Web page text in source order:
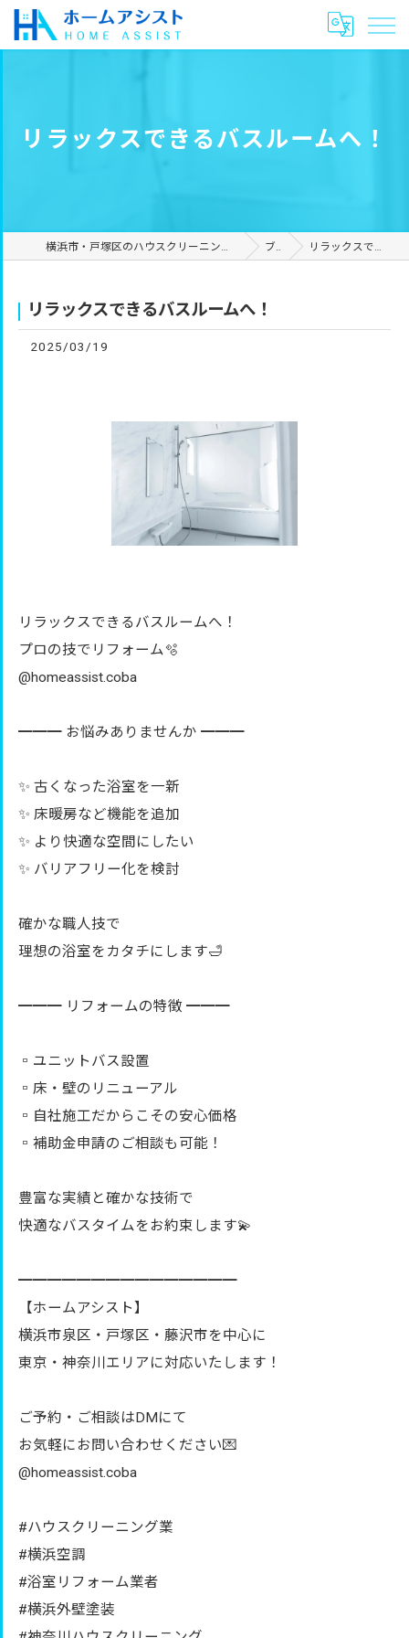
リラックスできるバスルームへ！
横浜市・戸塚区のハウスクリーニングやリフォームは合同会社ホームアシスト ブログ リラックスできるバスルームへ！
リラックスできるバスルームへ！
2025/03/19
リラックスできるバスルームへ！
プロの技でリフォーム🫧
@homeassist.coba
━━━ お悩みありませんか ━━━
✨ 古くなった浴室を一新
✨ 床暖房など機能を追加
✨ より快適な空間にしたい
✨ バリアフリー化を検討
確かな職人技で
理想の浴室をカタチにします🛁
━━━ リフォームの特徴 ━━━
▫️ユニットバス設置
▫️床・壁のリニューアル
▫️自社施工だからこその安心価格
▫️補助金申請のご相談も可能！
豊富な実績と確かな技術で
快適なバスタイムをお約束します💫
━━━━━━━━━━━━━━━
【ホームアシスト】
横浜市泉区・戸塚区・藤沢市を中心に
東京・神奈川エリアに対応いたします！
ご予約・ご相談はDMにて
お気軽にお問い合わせください💌
@homeassist.coba
#ハウスクリーニング業
#横浜空調
#浴室リフォーム業者
#横浜外壁塗装